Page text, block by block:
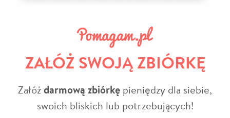
ZAŁÓŻ SWOJĄ ZBIÓRKĘ
Załóżdarmową zbiórkę pieniędzy dla siebie,
swoich bliskich lub potrzebujących!